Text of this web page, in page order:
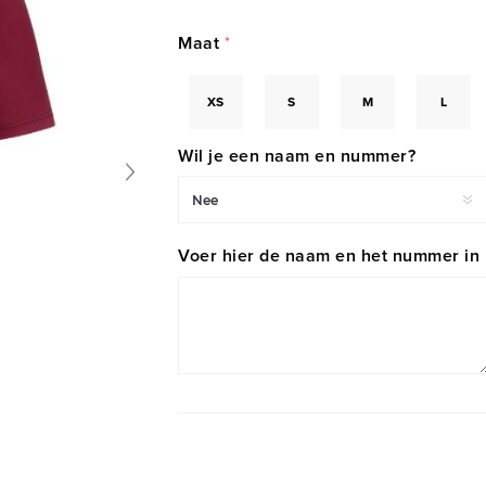
Maat *
XS S M L
Wil je een naam en nummer?
Voer hier de naam en het nummer in